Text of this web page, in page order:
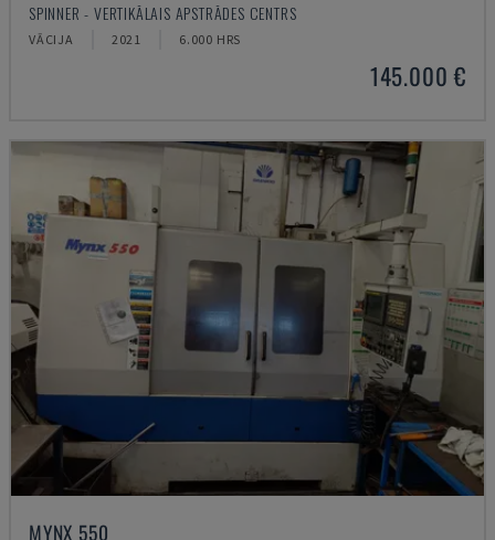
SPINNER - VERTIKĀLAIS APSTRĀDES CENTRS
VĀCIJA 2021 6.000 HRS
145.000 €
MYNX 550